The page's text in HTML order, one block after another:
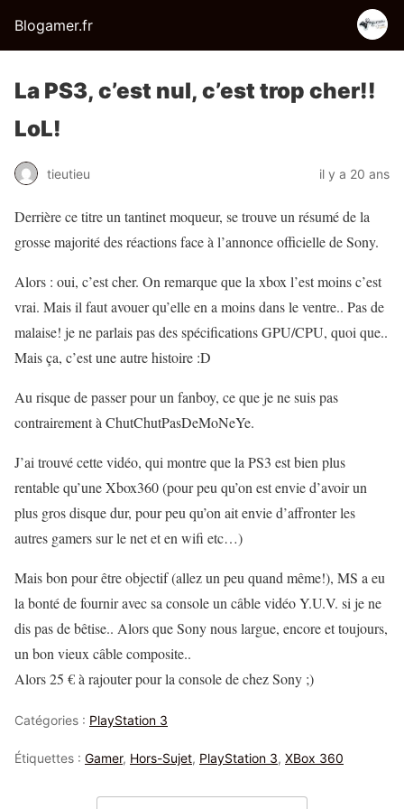
Blogamer.fr
La PS3, c’est nul, c’est trop cher!!
LoL!
tieutieu il y a 20 ans
Derrière ce titre un tantinet moqueur, se trouve un résumé de la
grosse majorité des réactions face à l’annonce officielle de Sony.
Alors : oui, c’est cher. On remarque que la xbox l’est moins c’est
vrai. Mais il faut avouer qu’elle en a moins dans le ventre.. Pas de
malaise! je ne parlais pas des spécifications GPU/CPU, quoi que..
Mais ça, c’est une autre histoire :D
Au risque de passer pour un fanboy, ce que je ne suis pas
contrairement à ChutChutPasDeMoNeYe.
J’ai trouvé cette vidéo, qui montre que la PS3 est bien plus
rentable qu’une Xbox360 (pour peu qu’on est envie d’avoir un
plus gros disque dur, pour peu qu’on ait envie d’affronter les
autres gamers sur le net et en wifi etc…)
Mais bon pour être objectif (allez un peu quand même!), MS a eu
la bonté de fournir avec sa console un câble vidéo Y.U.V. si je ne
dis pas de bêtise.. Alors que Sony nous largue, encore et toujours,
un bon vieux câble composite..
Alors 25 € à rajouter pour la console de chez Sony ;)
Catégories : PlayStation 3
Étiquettes : Gamer, Hors-Sujet, PlayStation 3, XBox 360